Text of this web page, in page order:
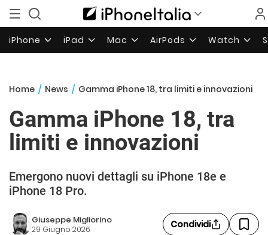
iPhone iPad Mac AirPods Watch
Home / News / Gamma iPhone 18, tra limiti e innovazioni
Gamma iPhone 18, tra
limiti e innovazioni
Emergono nuovi dettagli su iPhone 18e e
iPhone 18 Pro.
Giuseppe Migliorino
29 Giugno 2026 Condividi